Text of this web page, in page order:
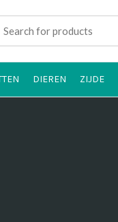
DIEREN ZIJDE